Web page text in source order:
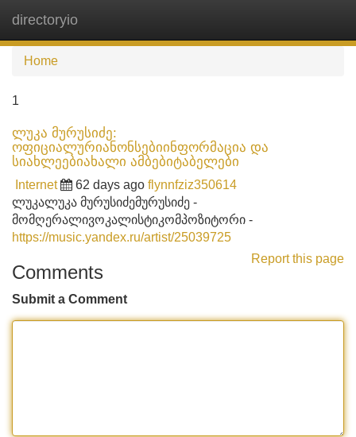
directoryio
Home
1
ლუკა მურუსიძე:
ოფიციალურიანონსებიინფორმაცია და
სიახლეებიახალი ამბებიტაბელები
Internet 62 days ago flynnfziz350614
ლუკალუკა მურუსიძემურუსიძე -
მომღერალივოკალისტიკომპოზიტორი -
https://music.yandex.ru/artist/25039725
Report this page
Comments
Submit a Comment